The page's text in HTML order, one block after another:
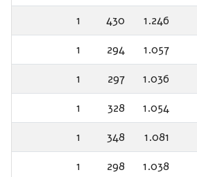
1.246
430
1
1.057
294
1
1.036
297
1
1.054
328
1
1.081
348
1
1.038
298
1